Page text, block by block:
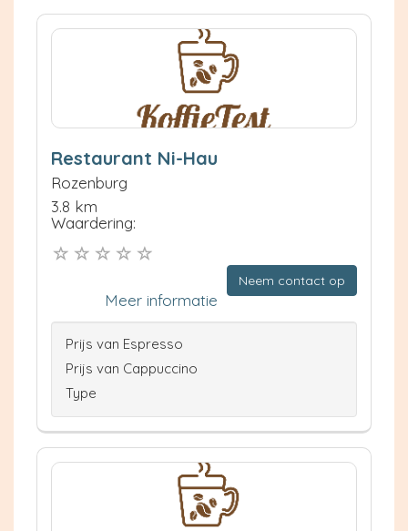
Restaurant Ni-Hau
Rozenburg
3.8 km
Waardering:
Neem contact op
Meer informatie
Prijs van Espresso
Prijs van Cappuccino
Type